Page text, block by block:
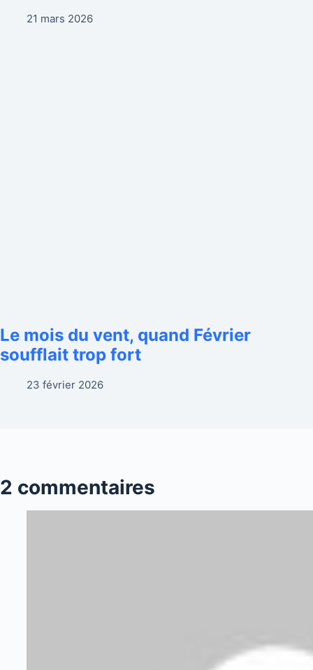
21 mars 2026
Le mois du vent, quand Février
soufflait trop fort
23 février 2026
2 commentaires